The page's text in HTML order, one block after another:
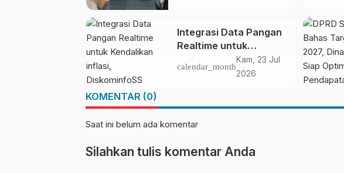
Integrasi Data Pangan
Realtime untuk
Kendalikan inflasi,
DiskominfoSS Sulbar
calendar_month
Kam, 23 Jul
2026
KOMENTAR (0)
Saat ini belum ada komentar
Silahkan tulis komentar Anda